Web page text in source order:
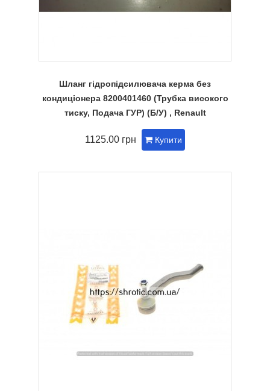
Шланг гідропідсилювача керма без
кондиціонера 8200401460 (Трубка високого
тиску, Подача ГУР) (Б/У) , Renault
1125.00 грн Купити